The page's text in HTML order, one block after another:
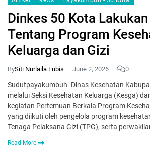
Dinkes 50 Kota
Tentang Program
Keluarga dan Gizi
BySiti Nurlaila Lubis June 2, 2026 0
Sudutpayakumbuh- Dinas Kesehatan
melalui Seksi Kesehatan Keluarga (Kesga)
kegiatan Pertemuan Berkala Program
yang diikuti oleh pengelola program
Tenaga Pelaksana Gizi (TPG), serta
Read More